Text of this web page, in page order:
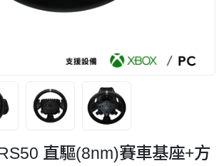
直驅(8nm)賽車基座+方